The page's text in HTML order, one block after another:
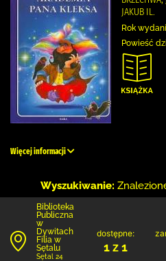
JAKUB IL.
Rok
Powieść
Więcej informacji
Wyszukiwanie:
Biblioteka
Publiczna
w
Dywitach
Filia w
Sętalu
Sętal 24
dostępne:
1 z 1